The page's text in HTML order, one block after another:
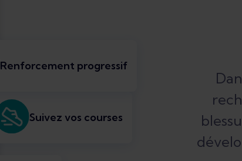
Renforcement progressif
Suivez vos courses